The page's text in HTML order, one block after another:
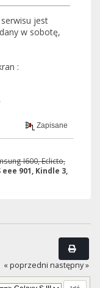
serwisu jest
w sobotę,
:
Zapisane
I600, Eclicto,
eee 901, Kindle 3,
« poprzedni następny »